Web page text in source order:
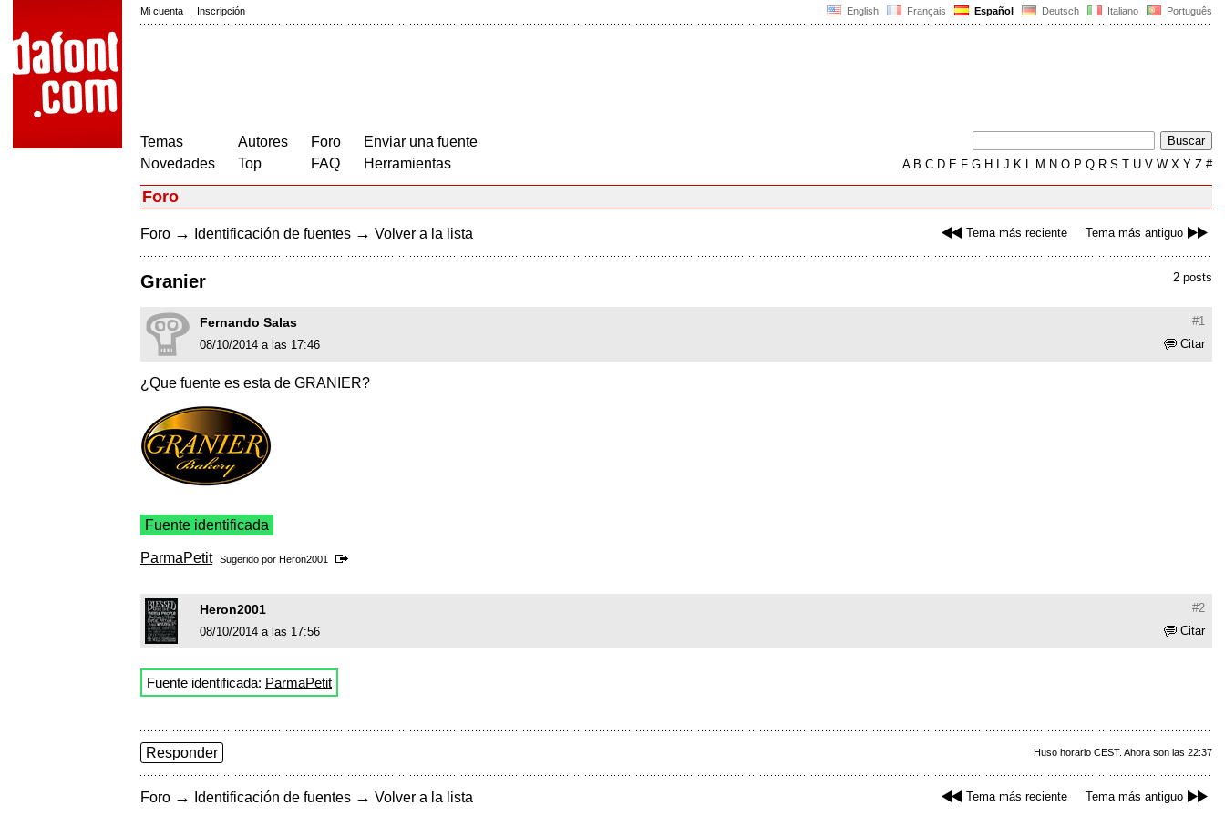
English Français Español Deutsch Italiano Português
Mi cuenta | Inscripción
Temas
Novedades
Autores
Top
Foro
FAQ
Enviar una fuente
Herramientas
AB C D E F G H J K L M N O P Q R S T U V W X Y Z #
Foro
Tema más reciente Tema más antiguo
Foro → Identificación de fuentes → Volver a la lista
2 posts
Granier
#1
Fernando Salas
Citar
08/10/2014 a las 17:46
¿Que fuente es esta de GRANIER?
Fuente identificada
ParmaPetit Sugerido por Heron2001
#2
Heron2001
Citar
08/10/2014 a las 17:56
Fuente identificada: ParmaPetit
Huso horario CEST. Ahora son las 22:37
Responder
Tema más reciente Tema más antiguo
Foro → Identificación de fuentes → Volver a la lista